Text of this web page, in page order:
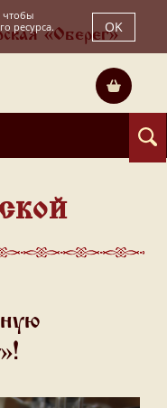
«Оберег»
чтобы
ресурса.
OK